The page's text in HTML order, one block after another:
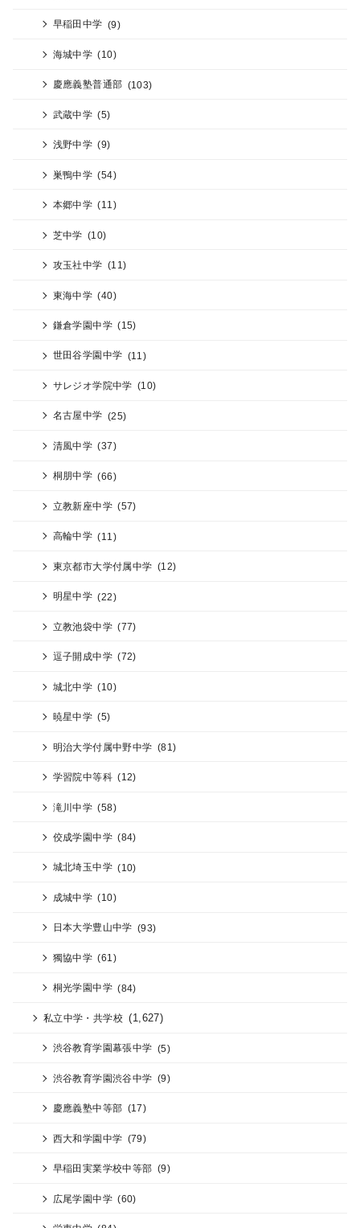
早稲田中学 (9)
海城中学 (10)
慶應義塾普通部 (103)
武蔵中学 (5)
浅野中学 (9)
巣鴨中学 (54)
本郷中学 (11)
芝中学 (10)
攻玉社中学 (11)
東海中学 (40)
鎌倉学園中学 (15)
世田谷学園中学 (11)
サレジオ学院中学 (10)
名古屋中学 (25)
清風中学 (37)
桐朋中学 (66)
立教新座中学 (57)
高輪中学 (11)
東京都市大学付属中学 (12)
明星中学 (22)
立教池袋中学 (77)
逗子開成中学 (72)
城北中学 (10)
暁星中学 (5)
明治大学付属中野中学 (81)
学習院中等科 (12)
滝川中学 (58)
佼成学園中学 (84)
城北埼玉中学 (10)
成城中学 (10)
日本大学豊山中学 (93)
獨協中学 (61)
桐光学園中学 (84)
私立中学・共学校 (1,627)
渋谷教育学園幕張中学 (5)
渋谷教育学園渋谷中学 (9)
慶應義塾中等部 (17)
西大和学園中学 (79)
早稲田実業学校中等部 (9)
広尾学園中学 (60)